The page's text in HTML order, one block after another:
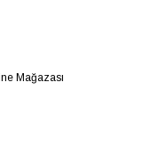
Mağazası